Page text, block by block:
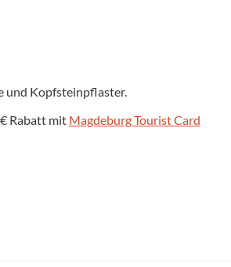
und Kopfsteinpflaster.
Rabatt mit Magdeburg Tourist Card